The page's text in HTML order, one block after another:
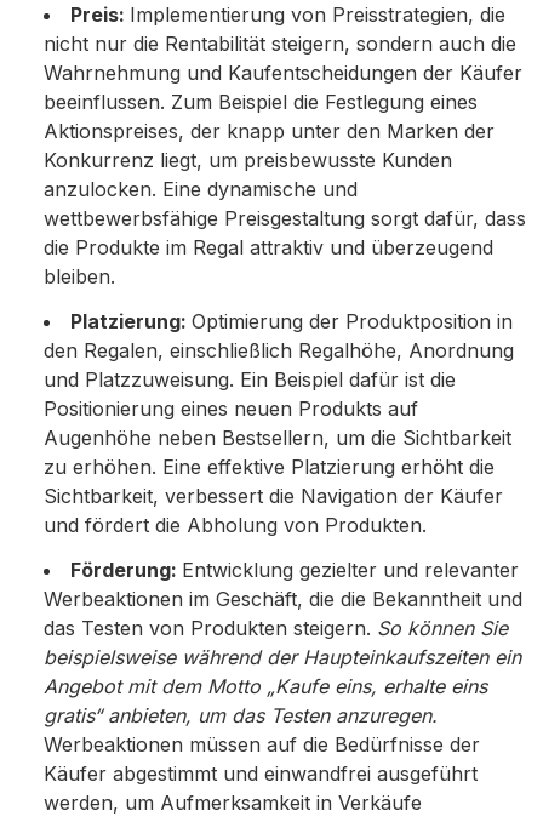
Preis: Implementierung von Preisstrategien, die
nicht nur die Rentabilität steigern, sondern auch die
Wahrnehmung und Kaufentscheidungen der Käufer
beeinflussen. Zum Beispiel die Festlegung eines
Aktionspreises, der knapp unter den Marken der
Konkurrenz liegt, um preisbewusste Kunden
anzulocken. Eine dynamische und
wettbewerbsfähige Preisgestaltung sorgt dafür, dass
die Produkte im Regal attraktiv und überzeugend
bleiben.
Platzierung: Optimierung der Produktposition in
den Regalen, einschließlich Regalhöhe, Anordnung
und Platzzuweisung. Ein Beispiel dafür ist die
Positionierung eines neuen Produkts auf
Augenhöhe neben Bestsellern, um die Sichtbarkeit
zu erhöhen. Eine effektive Platzierung erhöht die
Sichtbarkeit, verbessert die Navigation der Käufer
und fördert die Abholung von Produkten.
Förderung: Entwicklung gezielter und relevanter
Werbeaktionen im Geschäft, die die Bekanntheit und
das Testen von Produkten steigern. So können Sie
beispielsweise während der Haupteinkaufszeiten ein
Angebot mit dem Motto „Kaufe eins, erhalte eins
gratis“ anbieten, um das Testen anzuregen.
Werbeaktionen müssen auf die Bedürfnisse der
Käufer abgestimmt und einwandfrei ausgeführt
werden, um Aufmerksamkeit in Verkäufe